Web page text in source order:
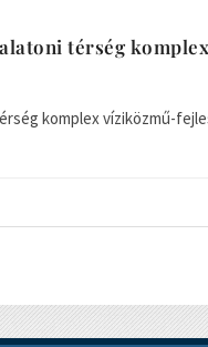
térség
komplex víziközmű-